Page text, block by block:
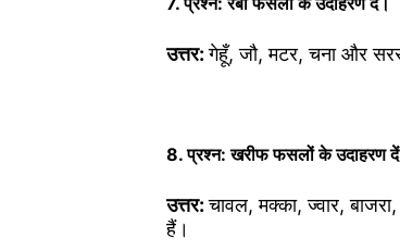
उत्तर:गेहूँ, जौ, मटर, चना और
8. प्रश्न: खरीफ फसलों के उदाहरण
उत्तर:चावल, मक्का, ज्वार,
हैं।